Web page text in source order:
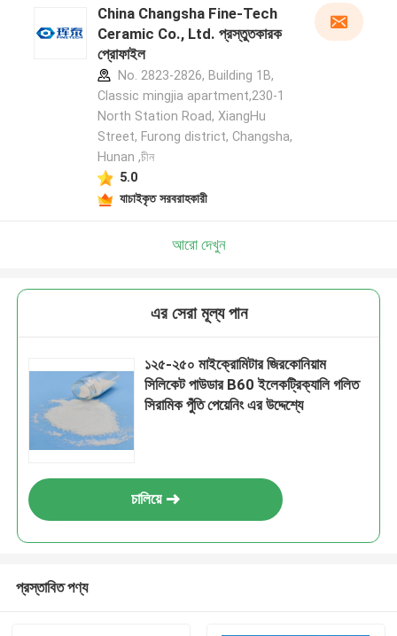
China Changsha Fine-Tech
Ceramic Co., Ltd. প্রস্তুতকারক
প্রোফাইল
No. 2823-2826, Building 1B,
Classic mingjia apartment,230-1
North Station Road, XiangHu
Street, Furong district, Changsha,
Hunan ,চীন
5.0
যাচাইকৃত সরবরাহকারী
আরো দেখুন
এর সেরা মূল্য পান
১২৫-২৫০ মাইক্রোমিটার জিরকোনিয়াম
সিলিকেট পাউডার B60 ইলেকট্রিক্যালি গলিত
সিরামিক পুঁতি পেয়েনিং এর উদ্দেশ্যে
চালিয়ে
প্রস্তাবিত পণ্য